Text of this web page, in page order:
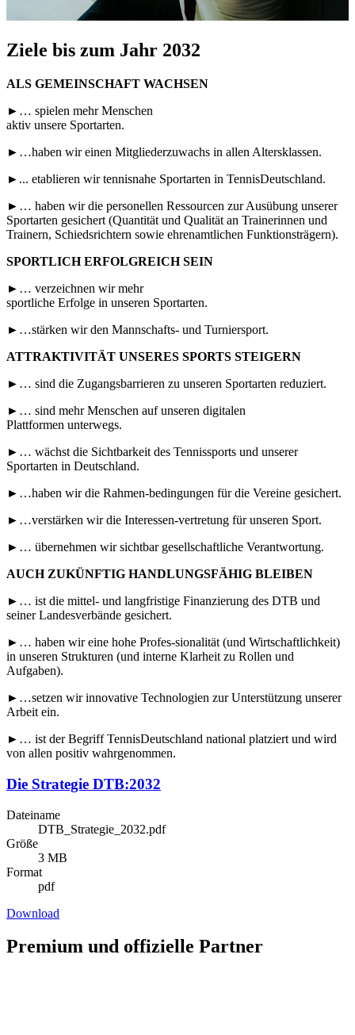
Ziele bis zum Jahr 2032
ALS GEMEINSCHAFT WACHSEN
►… spielen mehr Menschen
aktiv unsere Sportarten.
►…haben wir einen Mitgliederzuwachs in allen Altersklassen.
►... etablieren wir tennisnahe Sportarten in TennisDeutschland.
►… haben wir die personellen Ressourcen zur Ausübung unserer
Sportarten gesichert (Quantität und Qualität an Trainerinnen und
Trainern, Schiedsrichtern sowie ehrenamtlichen Funktionsträgern).
SPORTLICH ERFOLGREICH SEIN
►… verzeichnen wir mehr
sportliche Erfolge in unseren Sportarten.
►…stärken wir den Mannschafts- und Turniersport.
ATTRAKTIVITÄT UNSERES SPORTS STEIGERN
►… sind die Zugangsbarrieren zu unseren Sportarten reduziert.
►… sind mehr Menschen auf unseren digitalen
Plattformen unterwegs.
►… wächst die Sichtbarkeit des Tennissports und unserer
Sportarten in Deutschland.
►…haben wir die Rahmen-bedingungen für die Vereine gesichert.
►…verstärken wir die Interessen-vertretung für unseren Sport.
►… übernehmen wir sichtbar gesellschaftliche Verantwortung.
AUCH ZUKÜNFTIG HANDLUNGSFÄHIG BLEIBEN
►… ist die mittel- und langfristige Finanzierung des DTB und
seiner Landesverbände gesichert.
►… haben wir eine hohe Profes-sionalität (und Wirtschaftlichkeit)
in unseren Strukturen (und interne Klarheit zu Rollen und
Aufgaben).
►…setzen wir innovative Technologien zur Unterstützung unserer
Arbeit ein.
►… ist der Begriff TennisDeutschland national platziert und wird
von allen positiv wahrgenommen.
Die Strategie DTB:2032
Dateiname
DTB_Strategie_2032.pdf
Größe
3 MB
Format
pdf
Download
Premium und offizielle Partner